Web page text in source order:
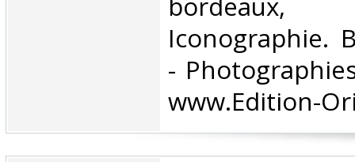
Iconographie.
-
www.Edition-